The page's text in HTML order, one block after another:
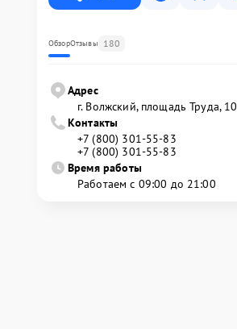
ОбзорОтзывы 180
Адрес
г. Волжский, площадь Труда, 10
Контакты
+7 (800) 301-55-83
+7 (800) 301-55-83
Время работы
Работаем с 09:00 до 21:00